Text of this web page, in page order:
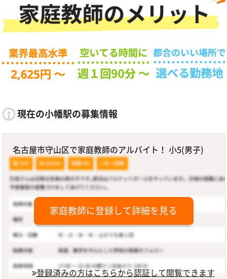
現在の小幡駅の募集情報
名古屋市守山区で家庭教師のアルバイト！ 小5(男子)
家庭教師に登録して詳細を見る
登録済みの方はこちらから認証して閲覧できます